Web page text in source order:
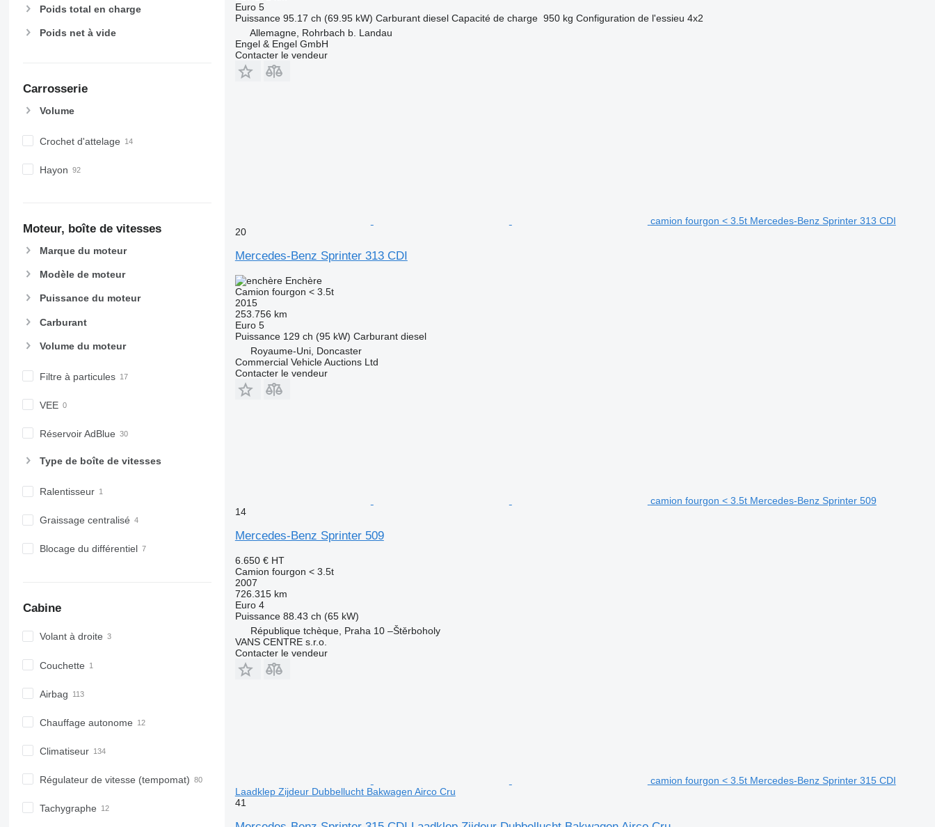
Poids total en charge
Poids net à vide
Carrosserie
Volume
Crochet d'attelage
Hayon
Moteur, boîte de vitesses
Marque du moteur
Modèle de moteur
Puissance du moteur
Carburant
Volume du moteur
Filtre à particules
VEE
Réservoir AdBlue
Type de boîte de vitesses
Ralentisseur
Graissage centralisé
Blocage du différentiel
Cabine
Volant à droite
Couchette
Airbag
Chauffage autonome
Climatiseur
Régulateur de vitesse (tempomat)
Tachygraphe
Euro 5
Puissance 95.17 ch (69.95 kW) Carburant diesel Capacité de charge 950 kg Configuration de l'essieu 4x2
Allemagne, Rohrbach b. Landau
Engel & Engel GmbH
Contacter le vendeur
camion fourgon < 3.5t Mercedes-Benz Sprinter 313 CDI
20
Mercedes-Benz Sprinter 313 CDI
Enchère
Camion fourgon < 3.5t
2015
253.756 km
Euro 5
Puissance 129 ch (95 kW) Carburant diesel
Royaume-Uni, Doncaster
Commercial Vehicle Auctions Ltd
Contacter le vendeur
camion fourgon < 3.5t Mercedes-Benz Sprinter 509
14
Mercedes-Benz Sprinter 509
6.650 € HT
Camion fourgon < 3.5t
2007
726.315 km
Euro 4
Puissance 88.43 ch (65 kW)
République tchèque, Praha 10 –Štěrboholy
VANS CENTRE s.r.o.
Contacter le vendeur
camion fourgon < 3.5t Mercedes-Benz Sprinter 315 CDI
Laadklep Zijdeur Dubbellucht Bakwagen Airco Cru
41